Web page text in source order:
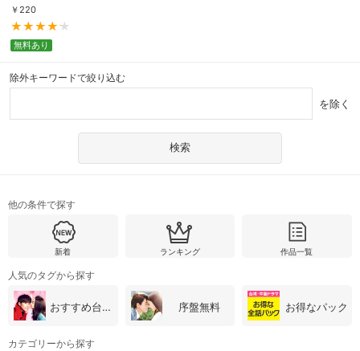
￥ 220
無料あり
除外キーワードで絞り込む
を除く
他の条件で探す
新着 ランキング 作品一覧
人気のタグから探す
おすすめ台湾・中国ドラマ 序盤無料 お得なパック
カテゴリーから探す